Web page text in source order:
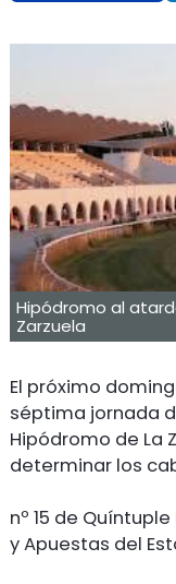
Hipódromo al
Zarzuela
El próximo
séptima jornada
Hipódromo de La
determinar los
nº 15 de
y Apuestas del